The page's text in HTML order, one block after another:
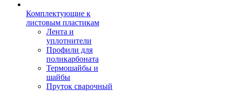
Комплектующие к
листовым пластикам
Лента и
уплотнители
Профили для
поликарбоната
Термошайбы и
шайбы
Пруток сварочный